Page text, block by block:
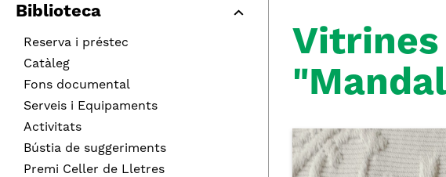
Biblioteca
Reserva i préstec
Catàleg
Fons documental
Serveis i Equipaments
Activitats
Bústia de suggeriments
Premi Celler de Lletres